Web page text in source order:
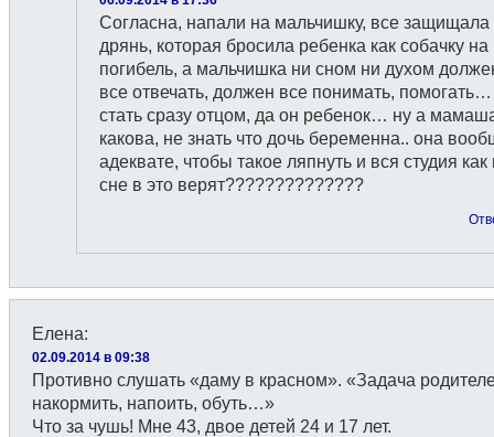
Согласна, напали на мальчишку, все защищала
дрянь, которая бросила ребенка как собачку на
погибель, а мальчишка ни сном ни духом
все отвечать, должен все понимать, помогать…
стать сразу отцом, да он ребенок… ну а
какова, не знать что дочь беременна.. она
адеквате, чтобы такое ляпнуть и вся студия как
сне в это верят??????????????
Елена:
02.09.2014 в 09:38
Противно слушать «даму в красном». «Задача
накормить, напоить, обуть…»
Что за чушь! Мне 43, двое детей 24 и 17 лет.